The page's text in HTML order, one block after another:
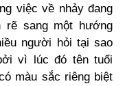
việc về nhảy đang
rẽ sang một hướng
người hỏi tại sao
vì lúc đó tên tuổi
màu sắc riêng biệt